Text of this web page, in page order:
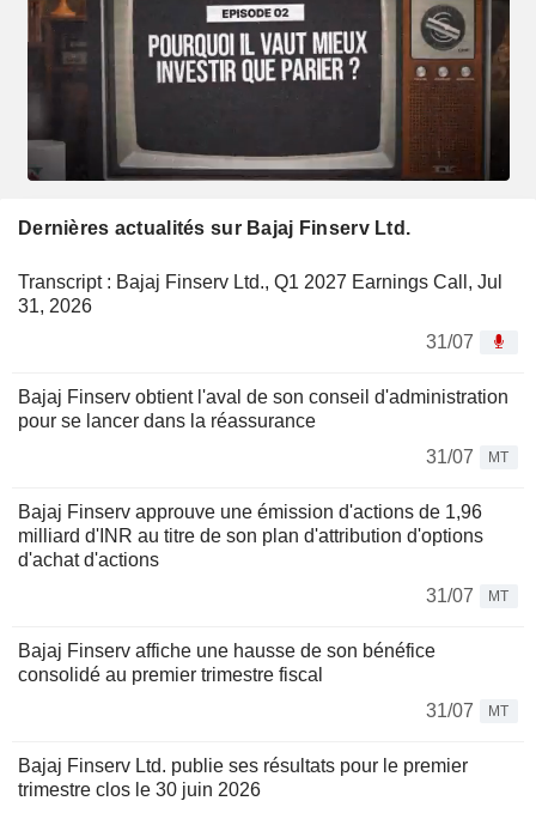
Dernières actualités sur Bajaj Finserv Ltd.
Transcript : Bajaj Finserv Ltd., Q1 2027 Earnings Call, Jul
31, 2026
31/07
Bajaj Finserv obtient l'aval de son conseil d'administration
pour se lancer dans la réassurance
31/07
MT
Bajaj Finserv approuve une émission d'actions de 1,96
milliard d'INR au titre de son plan d'attribution d'options
d'achat d'actions
31/07
MT
Bajaj Finserv affiche une hausse de son bénéfice
consolidé au premier trimestre fiscal
31/07
MT
Bajaj Finserv Ltd. publie ses résultats pour le premier
trimestre clos le 30 juin 2026